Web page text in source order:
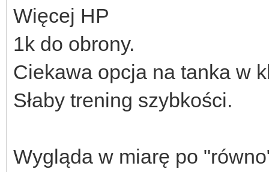
Więcej HP
1k do obrony.
Ciekawa opcja na tanka w
Słaby trening szybkości.
Wygląda w miarę po